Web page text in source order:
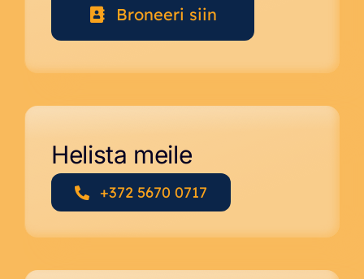
Broneeri siin
Helista meile
+372 5670 0717